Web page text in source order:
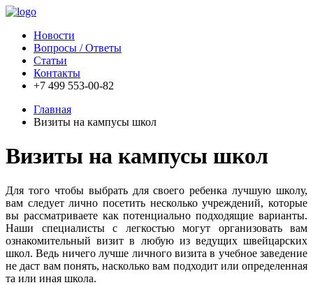
Новости
Вопросы / Ответы
Статьи
Контакты
+7 499 553-00-82
Главная
Визиты на кампусы школ
Визиты на кампусы школ
Для того чтобы выбрать для своего ребенка лучшую школу,
вам следует лично посетить несколько учреждений, которые
вы рассматриваете как потенциально подходящие варианты.
Наши специалисты с легкостью могут организовать вам
ознакомительный визит в любую из ведущих швейцарских
школ. Ведь ничего лучше личного визита в учебное заведение
не даст вам понять, насколько вам подходит или определенная
та или иная школа.